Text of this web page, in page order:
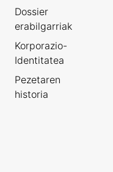
Dossier
erabilgarriak
Korporazio-
Identitatea
Pezetaren
historia